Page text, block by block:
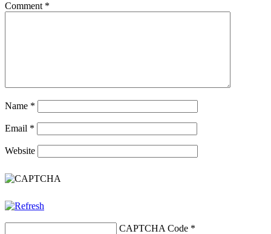
Comment *
Name *
Email *
Website
CAPTCHA Code *